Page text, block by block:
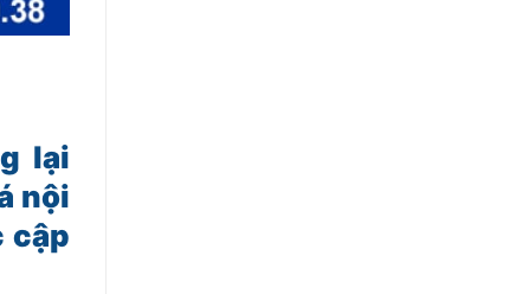
lại
nội
cập